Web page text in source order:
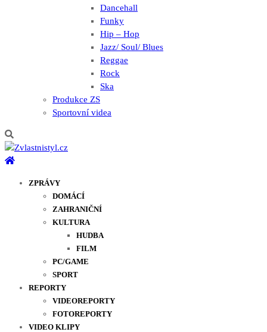
Dancehall
Funky
Hip – Hop
Jazz/ Soul/ Blues
Reggae
Rock
Ska
Produkce ZS
Sportovní videa
ZPRÁVY
DOMÁCÍ
ZAHRANIČNÍ
KULTURA
HUDBA
FILM
PC/GAME
SPORT
REPORTY
VIDEOREPORTY
FOTOREPORTY
VIDEO KLIPY